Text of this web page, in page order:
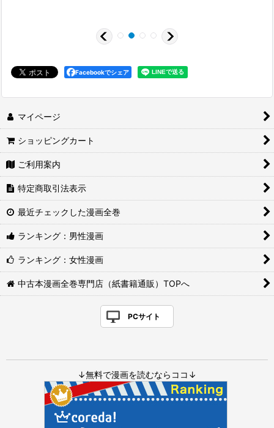
Facebookでシェア
マイページ
ショッピングカート
ご利用案内
特定商取引法表示
最近チェックした漫画全巻
ランキング：男性漫画
ランキング：女性漫画
中古本漫画全巻専門店（紙書籍通販）TOPへ
PCサイト
↓無料で漫画を読むならココ↓